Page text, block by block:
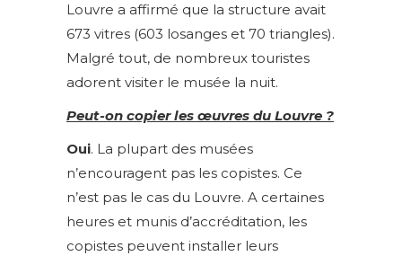
Louvre a affirmé que la structure avait
673 vitres (603 losanges et 70 triangles).
Malgré tout, de nombreux touristes
adorent visiter le musée la nuit.
Peut-on copier les œuvres du Louvre ?
Oui. La plupart des musées
n’encouragent pas les copistes. Ce
n’est pas le cas du Louvre. A certaines
heures et munis d’accréditation, les
copistes peuvent installer leurs